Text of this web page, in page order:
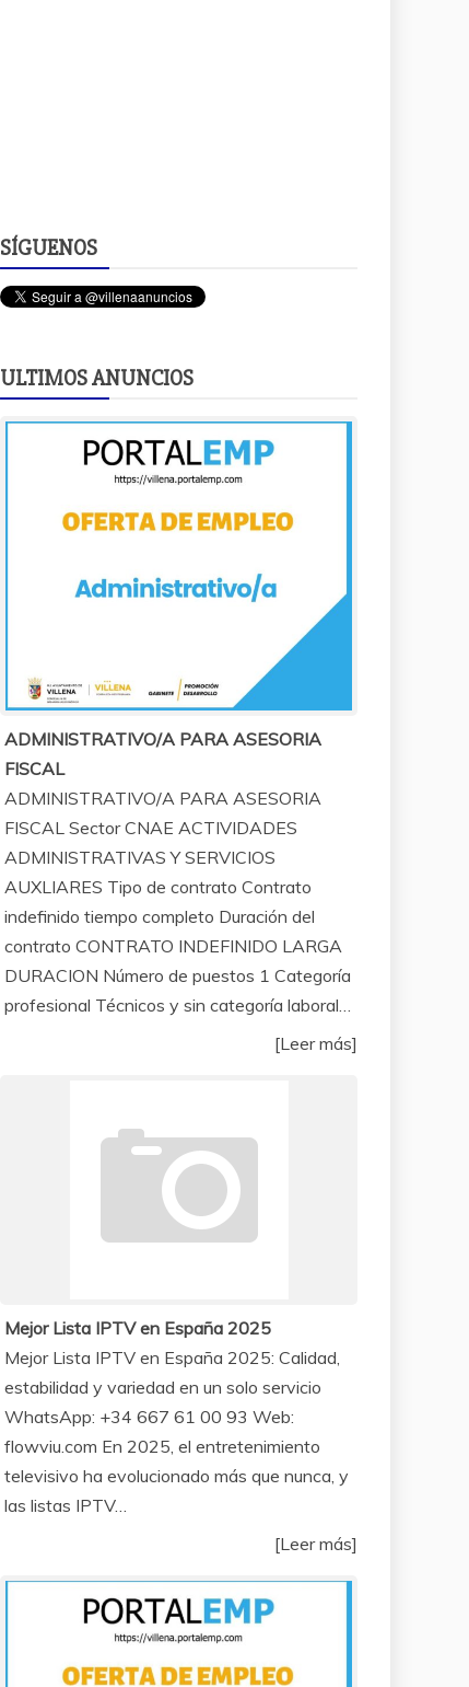
SÍGUENOS
ULTIMOS ANUNCIOS
ADMINISTRATIVO/A PARA ASESORIA
FISCAL
ADMINISTRATIVO/A PARA ASESORIA
FISCAL Sector CNAE ACTIVIDADES
ADMINISTRATIVAS Y SERVICIOS
AUXLIARES Tipo de contrato Contrato
indefinido tiempo completo Duración del
contrato CONTRATO INDEFINIDO LARGA
DURACION Número de puestos 1 Categoría
profesional Técnicos y sin categoría laboral…
[Leer más]
Mejor Lista IPTV en España 2025
Mejor Lista IPTV en España 2025: Calidad,
estabilidad y variedad en un solo servicio
WhatsApp: +34 667 61 00 93 Web:
flowviu.com En 2025, el entretenimiento
televisivo ha evolucionado más que nunca, y
las listas IPTV…
[Leer más]